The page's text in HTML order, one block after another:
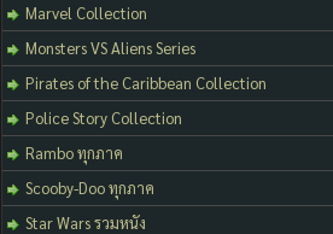
Marvel Collection
Monsters VS Aliens Series
Pirates of the Caribbean Collection
Police Story Collection
Rambo ทุกภาค
Scooby-Doo ทุกภาค
Star Wars รวมหนัง